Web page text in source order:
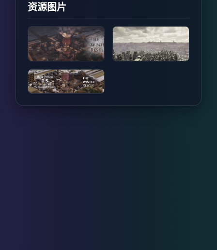
资源图片